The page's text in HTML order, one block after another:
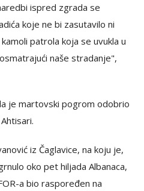
ispred zgrada se
koje ne bi zasutavilo ni
patrola koja se uvukla u
naše stradanje",
je martovski pogrom odobrio
iz Čaglavice, na koju je,
oko pet hiljada Albanaca,
a bio raspoređen na